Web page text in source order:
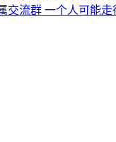
交流群 一个人可能